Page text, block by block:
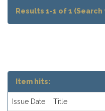
Results 1-1 of 1
Item hits:
Issue Date Title